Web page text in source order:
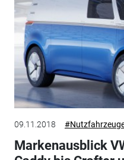
09.11.2018
Markenausblick